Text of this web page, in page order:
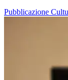
Pubblicazione